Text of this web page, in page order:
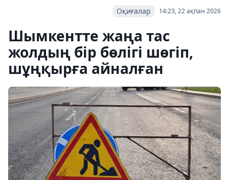
14:23, 22 ақпан 2026
Оқиғалар
Шымкентте жаңа тас
жолдың бір бөлігі шөгіп,
шұңқырға айналған